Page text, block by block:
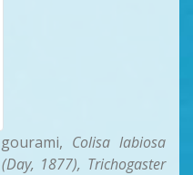
Colisa labiosa
1877), Trichogaster